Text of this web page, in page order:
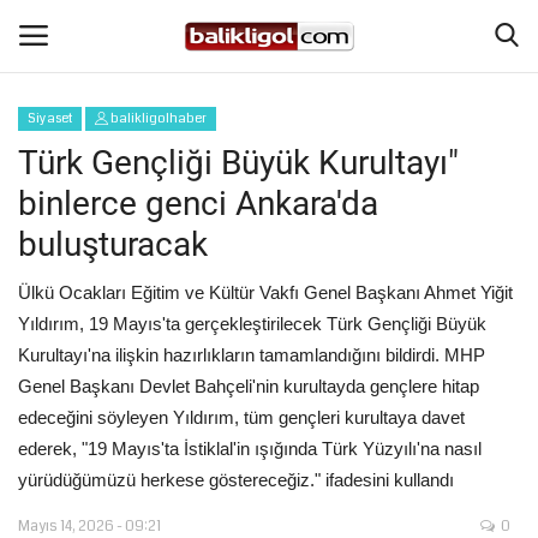
Giriş Yap
Anasayfa
Magazin
Şanlıurfa
Eğitim
Spor
Siyaset balikligolhaber
Türk Gençliği Büyük Kurultayı"
binlerce genci Ankara'da
buluşturacak
Ülkü Ocakları Eğitim ve Kültür Vakfı Genel Başkanı Ahmet Yiğit
Yıldırım, 19 Mayıs'ta gerçekleştirilecek Türk Gençliği Büyük
Kurultayı'na ilişkin hazırlıkların tamamlandığını bildirdi. MHP
Genel Başkanı Devlet Bahçeli'nin kurultayda gençlere hitap
edeceğini söyleyen Yıldırım, tüm gençleri kurultaya davet
ederek, "19 Mayıs'ta İstiklal'in ışığında Türk Yüzyılı'na nasıl
yürüdüğümüzü herkese göstereceğiz." ifadesini kullandı
Mayıs 14, 2026 - 09:21 0